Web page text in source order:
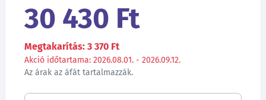
30 430 Ft
Megtakarítás: 3 370 Ft
Akció időtartama: 2026.08.01. - 2026.09.12.
Az árak az áfát tartalmazzák.